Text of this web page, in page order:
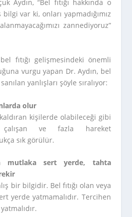
Aydın, “Bel fıtığı hakkında o
var ki, onları yapmadığımız
zannediyoruz”
fıtığı gelişmesindeki önemli
vurgu yapan Dr. Aydın, bel
yanlışları şöyle sıralıyor:
olur
kaldıran kişilerde olabileceği gibi
ve fazla hareket
sık görülür.
mutlaka sert yerde, tahta
bir bilgidir. Bel fıtığı olan veya
yerde yatmamalıdır. Tercihen